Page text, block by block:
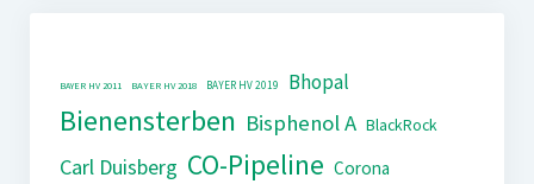
BAYER HV 2011 BAYER HV 2018 BAYER HV 2019 Bhopal
Bienensterben Bisphenol A BlackRock
Carl Duisberg CO-Pipeline Corona